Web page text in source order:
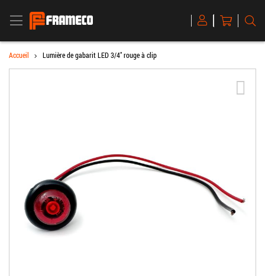
Mon panier
BASCULER LA NAVIGATION
Commerce
Accueil Lumière de gabarit LED 3/4" rouge à clip